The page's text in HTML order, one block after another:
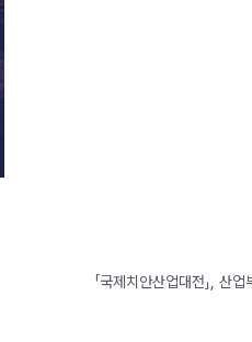
「국제치안산업대전」, 산